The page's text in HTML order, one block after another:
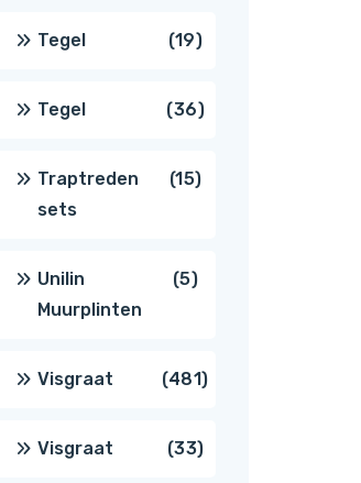
Tegel 1919
producten
Tegel 3636
producten
Traptreden
sets
1515
Unilin
Muurplinten
55
Visgraat 481481
Visgraat 3333